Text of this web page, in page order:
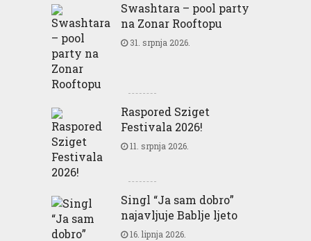
Swashtara – pool party
na Zonar Rooftopu
31. srpnja 2026.
Raspored Sziget
Festivala 2026!
11. srpnja 2026.
Singl “Ja sam dobro”
najavljuje Bablje ljeto
16. lipnja 2026.